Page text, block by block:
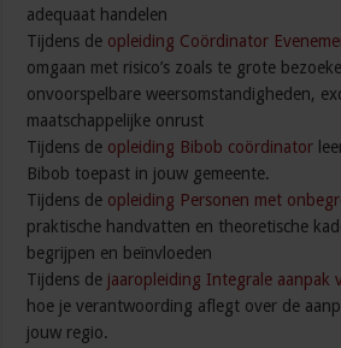
adequaat handelen
Tijdens de opleiding Coördinator
omgaan met risico’s zoals te grote
onvoorspelbare weersomstandigheden,
maatschappelijke onrust
Tijdens de opleiding Bibob coördinator
Bibob toepast in jouw gemeente.
Tijdens de opleiding Personen met
praktische handvatten en theoretische
begrijpen en beïnvloeden
Tijdens de jaaropleiding Integrale aanpak
hoe je verantwoording aflegt over de
jouw regio.